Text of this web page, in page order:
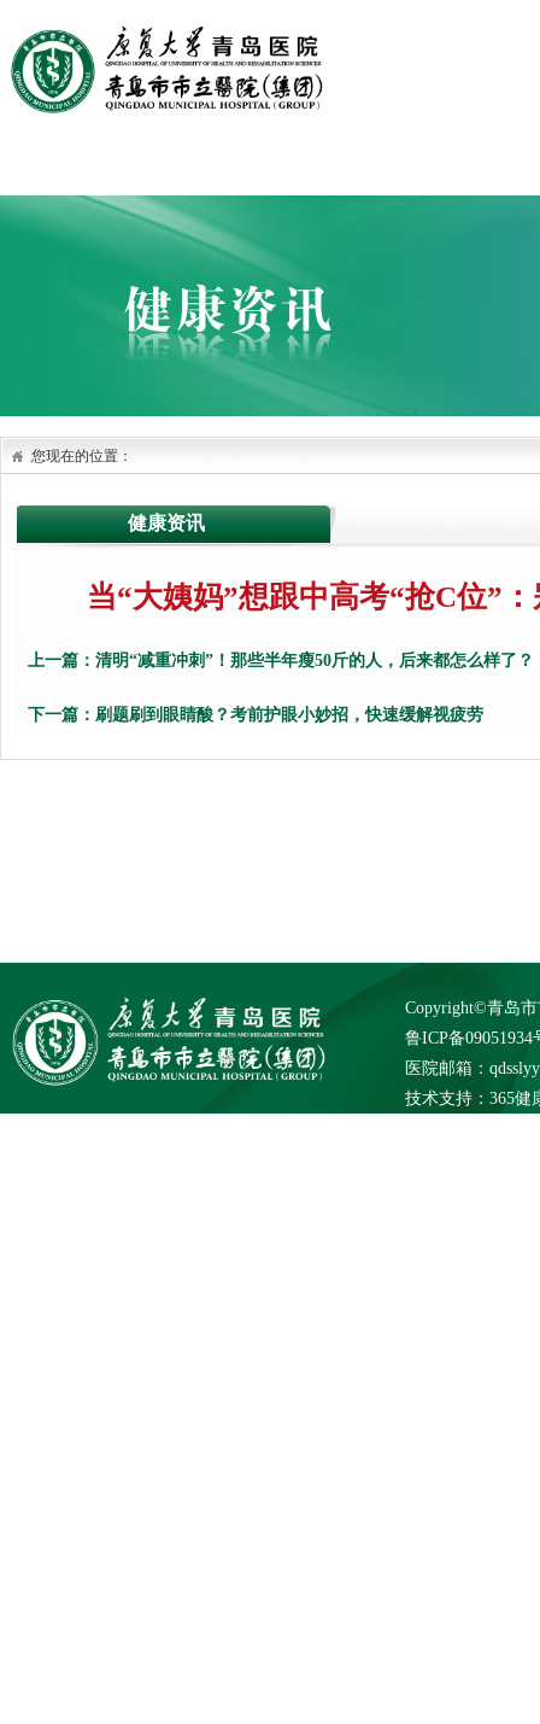
您现在的位置：
健康资讯
当“大姨妈”想跟中高考“抢C位”
上一篇： 清明“减重冲刺”！那些半年瘦50斤的人，后来都怎么样了？
下一篇： 刷题刷到眼睛酸？考前护眼小妙招，快速缓解视疲劳
Copyright©青岛
鲁ICP备09051934
医院邮箱：
技术支持： 365健